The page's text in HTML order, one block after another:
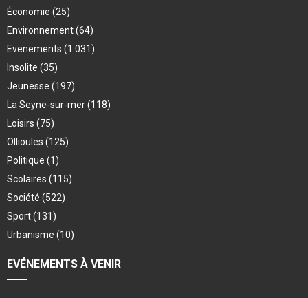
Économie (25)
Environnement(64)
Evenements (1 031)
Insolite (35)
Jeunesse (197)
La Seyne-sur-mer(118)
Loisirs (75)
Ollioules (125)
Politique (1)
Scolaires (115)
Société (522)
Sport(131)
Urbanisme (10)
EVÉNEMENTS À VENIR